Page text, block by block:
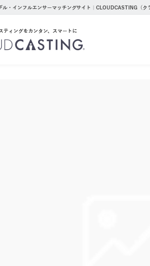
ル・インフルエンサーマッチングサイト｜CLOUDCASTING（ク
ティングをカンタン、スマートに